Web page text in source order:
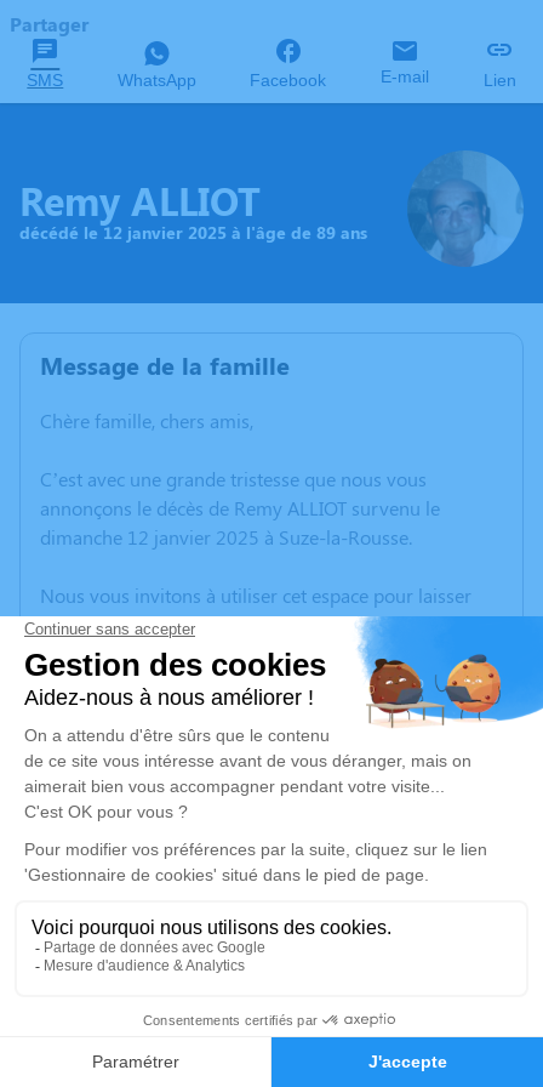
Faire-part Hommages
Partager
SMS WhatsApp Facebook E-mail Lien
Remy ALLIOT
décédé le 12 janvier 2025 à l'âge de 89 ans
Message de la famille
Chère famille, chers amis,
C’est avec une grande tristesse que nous vous
annonçons le décès de Remy ALLIOT survenu le
dimanche 12 janvier 2025 à Suze-la-Rousse.
Nous vous invitons à utiliser cet espace pour laisser
vos condoléances, partager des photos souvenirs, une
anecdote ou exprimer vos pensées à travers des
poèmes ou des textes. Cet endroit est un lieu
d'expression dédié à honorer la mémoire de Remy
ALLIOT.
Un service de plantation d’arbre hommage est
disponible ici.
Je rends hommage
Cérémonie civile
Cimetière de Suze-la-Rousse
Rue de la Glacière